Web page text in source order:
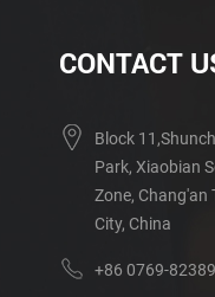
CONTACT
Block
Park, Xiaobian
Zone, Chang'an
City, China
+86 0769-